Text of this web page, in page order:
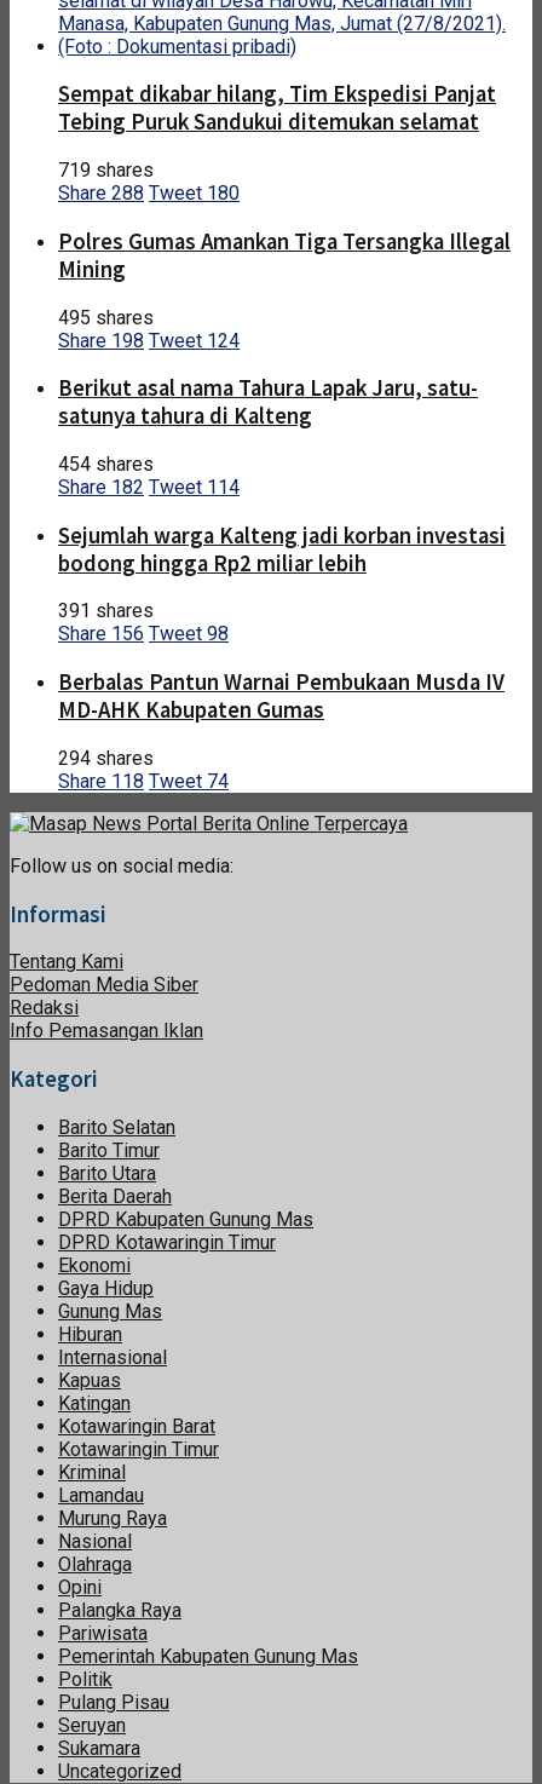
Sempat dikabar hilang, Tim Ekspedisi Panjat
Tebing Puruk Sandukui ditemukan selamat
719 shares
Share 288 Tweet 180
Polres Gumas Amankan Tiga Tersangka Illegal
Mining
495 shares
Share 198 Tweet 124
Berikut asal nama Tahura Lapak Jaru, satu-
satunya tahura di Kalteng
454 shares
Share 182 Tweet 114
Sejumlah warga Kalteng jadi korban investasi
bodong hingga Rp2 miliar lebih
391 shares
Share 156 Tweet 98
Berbalas Pantun Warnai Pembukaan Musda IV
MD-AHK Kabupaten Gumas
294 shares
Share 118 Tweet 74
Follow us on social media:
Informasi
Tentang Kami
Pedoman Media Siber
Redaksi
Info Pemasangan Iklan
Kategori
Barito Selatan
Barito Timur
Barito Utara
Berita Daerah
DPRD Kabupaten Gunung Mas
DPRD Kotawaringin Timur
Ekonomi
Gaya Hidup
Gunung Mas
Hiburan
Internasional
Kapuas
Katingan
Kotawaringin Barat
Kotawaringin Timur
Kriminal
Lamandau
Murung Raya
Nasional
Olahraga
Opini
Palangka Raya
Pariwisata
Pemerintah Kabupaten Gunung Mas
Politik
Pulang Pisau
Seruyan
Sukamara
Uncategorized